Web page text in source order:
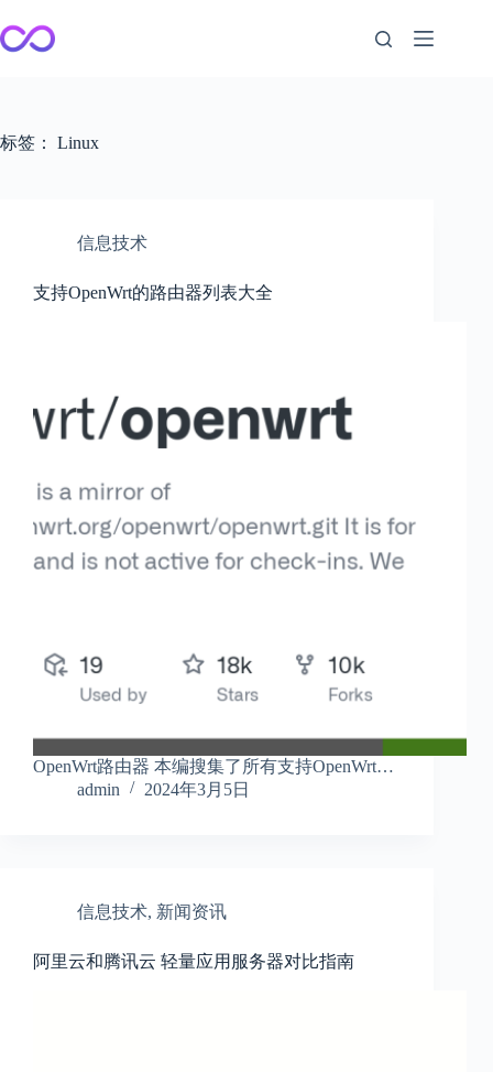
至
内
标签： Linux
信息技术
支持OpenWrt的路由器列表大全
OpenWrt路由器 本编搜集了所有支持OpenWrt…
admin
2024年3月5日
信息技术, 新闻资讯
阿里云和腾讯云 轻量应用服务器对比指南